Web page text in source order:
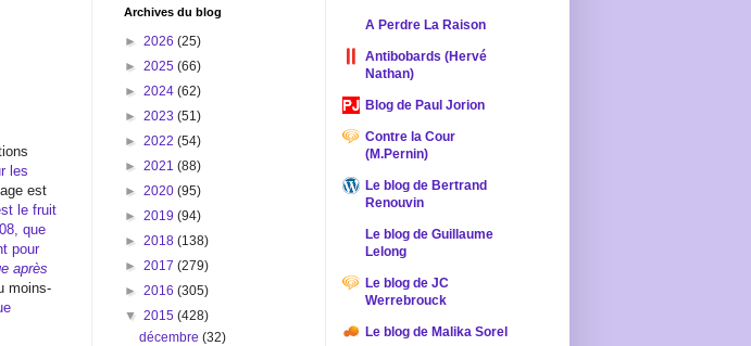
les
est
le fruit
que
pour
après
moins-
Archives du blog
► 2026 (25)
► 2025 (66)
► 2024 (62)
► 2023 (51)
► 2022 (54)
► 2021 (88)
► 2020 (95)
► 2019 (94)
► 2018 (138)
► 2017 (279)
► 2016 (305)
▼ 2015 (428)
décembre(32)
A Perdre La Raison
Antibobards (Hervé
Nathan)
Blog de Paul Jorion
Contre la Cour
(M.Pernin)
Le blog de Bertrand
Renouvin
Le blog de Guillaume
Lelong
Le blog de JC
Werrebrouck
Le blog de Malika Sorel